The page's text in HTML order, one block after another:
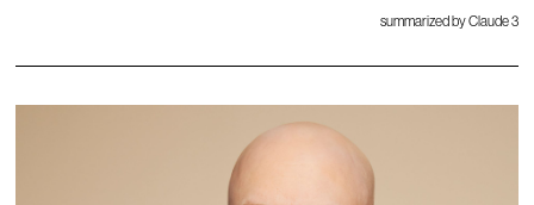
summarized by Claude 3